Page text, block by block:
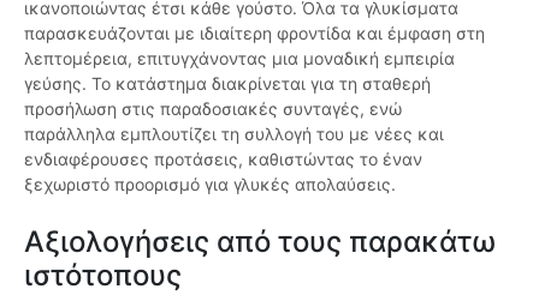
ικανοποιώντας έτσι κάθε γούστο. Όλα τα γλυκίσματα
παρασκευάζονται με ιδιαίτερη φροντίδα και έμφαση στη
λεπτομέρεια, επιτυγχάνοντας μια μοναδική εμπειρία
γεύσης. Το κατάστημα διακρίνεται για τη σταθερή
προσήλωση στις παραδοσιακές συνταγές, ενώ
παράλληλα εμπλουτίζει τη συλλογή του με νέες και
ενδιαφέρουσες προτάσεις, καθιστώντας το έναν
ξεχωριστό προορισμό για γλυκές απολαύσεις.
Αξιολογήσεις από τους παρακάτω
ιστότοπους